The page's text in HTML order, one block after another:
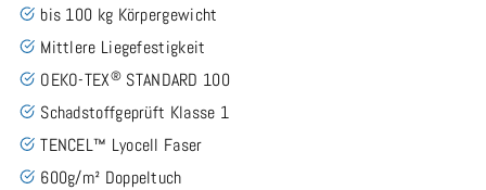
bis 100 kg Körpergewicht
Mittlere Liegefestigkeit
OEKO-TEX® STANDARD 100
Schadstoffgeprüft Klasse 1
TENCEL™ Lyocell Faser
600g/m² Doppeltuch